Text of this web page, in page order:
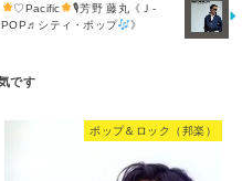
♡Pacific
🎙芳野 藤丸《Ｊ-
POP♬シティ・ポップ
》
ポップ＆ロック（邦楽）